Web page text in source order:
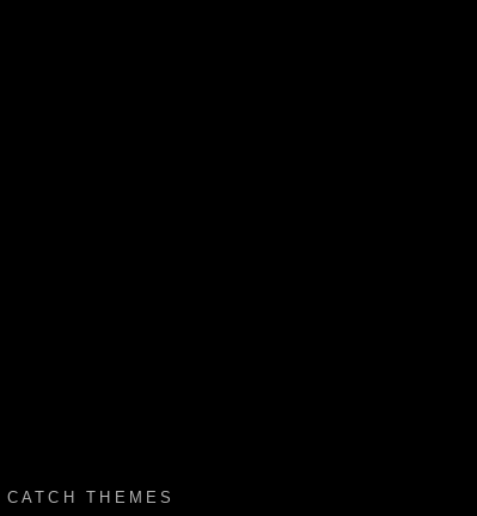
CATCH THEMES